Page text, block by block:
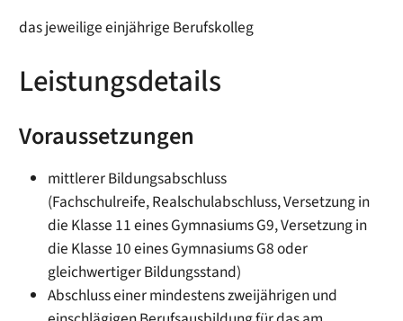
das jeweilige einjährige Berufskolleg
Leistungsdetails
Voraussetzungen
mittlerer Bildungsabschluss
(Fachschulreife, Realschulabschluss, Versetzung in
die Klasse 11 eines Gymnasiums G9, Versetzung in
die Klasse 10 eines Gymnasiums G8 oder
gleichwertiger Bildungsstand)
Abschluss einer mindestens zweijährigen und